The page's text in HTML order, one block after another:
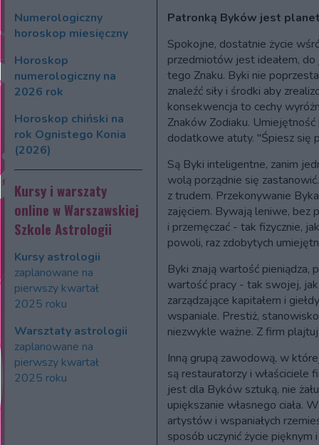
Numerologiczny
horoskop miesięczny
Horoskop
numerologiczny na
2026 rok
Horoskop chiński na
rok Ognistego Konia
(2026)
Kursy i warszaty
online w Warszawskiej
Szkole Astrologii
Kursy astrologii
zaplanowane na
pierwszy kwartał
2025 roku
Warsztaty astrologii
zaplanowane na
pierwszy kwartał
2025 roku
Patronką Byków jest
Spokojne, dostatnie życie
przedmiotów jest ideałem,
tego Znaku. Byki nie
znaleźć siły i środki aby
konsekwencja to cechy
Znaków Zodiaku.
dodatkowe atuty. "Śpiesz się
Są Byki inteligentne, zanim
wolą porządnie się
z trudem. Przekonywanie
zajęciem. Bywają leniwe, bez
i przemęczać - tak fizycznie,
powoli, raz zdobytych
Byki znają wartość pieniądza,
wartość pracy - tak swojej,
zarządzające kapitałem i
wspaniale. Prestiż,
niezwykle ważne. Z firm
Inną grupą zawodową, w
są restauratorzy i właściciele
jest dla Byków sztuką, nie
upiększanie własnego ciała.
artystów i wspaniałych
sposób uczynić życie pięknym